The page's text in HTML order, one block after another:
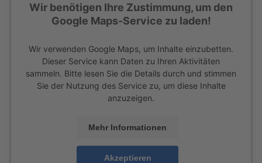
Wir benötigen Ihre Zustimmung, um den
Google Maps-Service zu laden!
Wir verwenden Google Maps, um Inhalte einzubetten.
Dieser Service kann Daten zu Ihren Aktivitäten
sammeln. Bitte lesen Sie die Details durch und stimmen
Sie der Nutzung des Service zu, um diese Inhalte
anzuzeigen.
Mehr Informationen
Akzeptieren